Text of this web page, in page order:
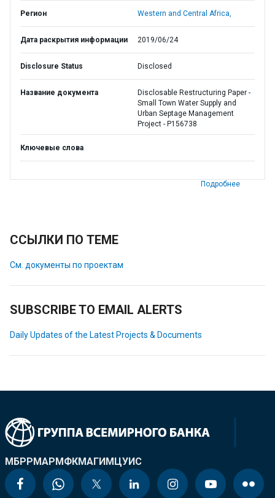
Регион Western and Central Africa,
Дата раскрытия информации 2019/06/24
Disclosure Status Disclosed
Название документа
Disclosable Restructuring Paper -
Small Town Water Supply and
Urban Septage Management
Project - P156738
Ключевые слова
Подробнее
ССЫЛКИ ПО ТЕМЕ
См. документы по проектам
SUBSCRIBE TO EMAIL ALERTS
Daily Updates of the Latest Projects & Documents
МБРРМАРМФКМАГИМЦУИС